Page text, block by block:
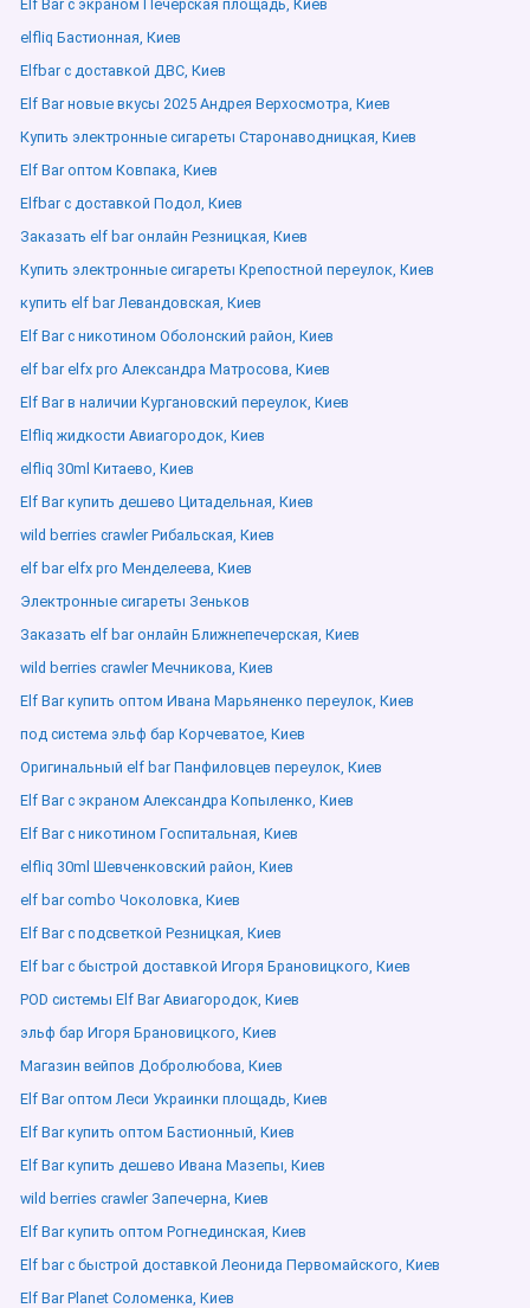
Elf Bar с экраном Печерская площадь, Киев
elfliq Бастионная, Киев
Elfbar с доставкой ДВС, Киев
Elf Bar новые вкусы 2025 Андрея Верхосмотра, Киев
Купить электронные сигареты Старонаводницкая, Киев
Elf Bar оптом Ковпака, Киев
Elfbar с доставкой Подол, Киев
Заказать elf bar онлайн Резницкая, Киев
Купить электронные сигареты Крепостной переулок, Киев
купить elf bar Левандовская, Киев
Elf Bar с никотином Оболонский район, Киев
elf bar elfx pro Александра Матросова, Киев
Elf Bar в наличии Кургановский переулок, Киев
Elfliq жидкости Авиагородок, Киев
elfliq 30ml Китаево, Киев
Elf Bar купить дешево Цитадельная, Киев
wild berries crawler Рибальская, Киев
elf bar elfx pro Менделеева, Киев
Электронные сигареты Зеньков
Заказать elf bar онлайн Ближнепечерская, Киев
wild berries crawler Мечникова, Киев
Elf Bar купить оптом Ивана Марьяненко переулок, Киев
под система эльф бар Корчеватое, Киев
Оригинальный elf bar Панфиловцев переулок, Киев
Elf Bar с экраном Александра Копыленко, Киев
Elf Bar с никотином Госпитальная, Киев
elfliq 30ml Шевченковский район, Киев
elf bar combo Чоколовка, Киев
Elf Bar с подсветкой Резницкая, Киев
Elf bar с быстрой доставкой Игоря Брановицкого, Киев
POD системы Elf Bar Авиагородок, Киев
эльф бар Игоря Брановицкого, Киев
Магазин вейпов Добролюбова, Киев
Elf Bar оптом Леси Украинки площадь, Киев
Elf Bar купить оптом Бастионный, Киев
Elf Bar купить дешево Ивана Мазепы, Киев
wild berries crawler Запечерна, Киев
Elf Bar купить оптом Рогнединская, Киев
Elf bar с быстрой доставкой Леонида Первомайского, Киев
Elf Bar Planet Соломенка, Киев